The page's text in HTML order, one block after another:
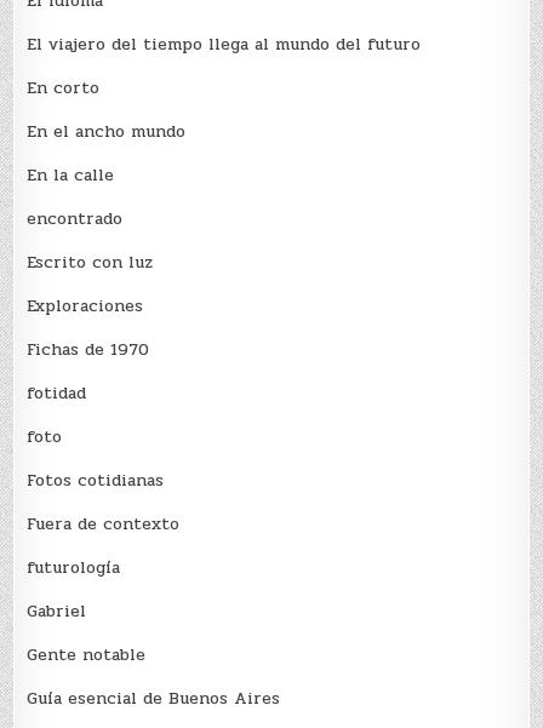
El viajero del tiempo llega al mundo del futuro
En corto
En el ancho mundo
En la calle
encontrado
Escrito con luz
Exploraciones
Fichas de 1970
fotidad
foto
Fotos cotidianas
Fuera de contexto
futurología
Gabriel
Gente notable
Guía esencial de Buenos Aires